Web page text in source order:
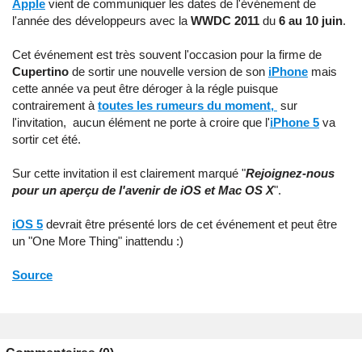
Apple vient de communiquer les dates de l'événement de
l'année des développeurs avec la WWDC 2011 du 6 au 10 juin.
Cet événement est très souvent l'occasion pour la firme de
Cupertino de sortir une nouvelle version de son iPhone mais
cette année va peut être déroger à la régle puisque
contrairement à toutes les rumeurs du moment, sur
l'invitation, aucun élément ne porte à croire que l'iPhone 5 va
sortir cet été.
Sur cette invitation il est clairement marqué "Rejoignez-nous
pour un aperçu de l'avenir de iOS et Mac OS X".
iOS 5 devrait être présenté lors de cet événement et peut être
un "One More Thing" inattendu :)
Source